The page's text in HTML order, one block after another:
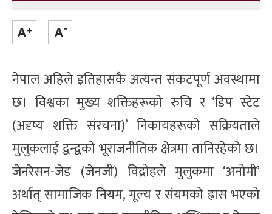
नेपाल अहिले इतिहासकै अत्यन्त संकटपूर्ण अवस्थामा
छ। विश्वका मुख्य शक्तिहरूको रुचि र ‘डिप स्टेट
(अदृष्य शक्ति संरचना)’ निकायहरूको सक्रियताले
मुलुकलाई द्वन्द्वको भूराजनीतिक क्षेत्रमा तानिरहेको छ।
जेनरेसन-जेड (जेनजी) विद्रोहले मुलुकमा ‘अनोमी’
अर्थात् सामाजिक नियम, मूल्य र संयमको ह्रास भएको